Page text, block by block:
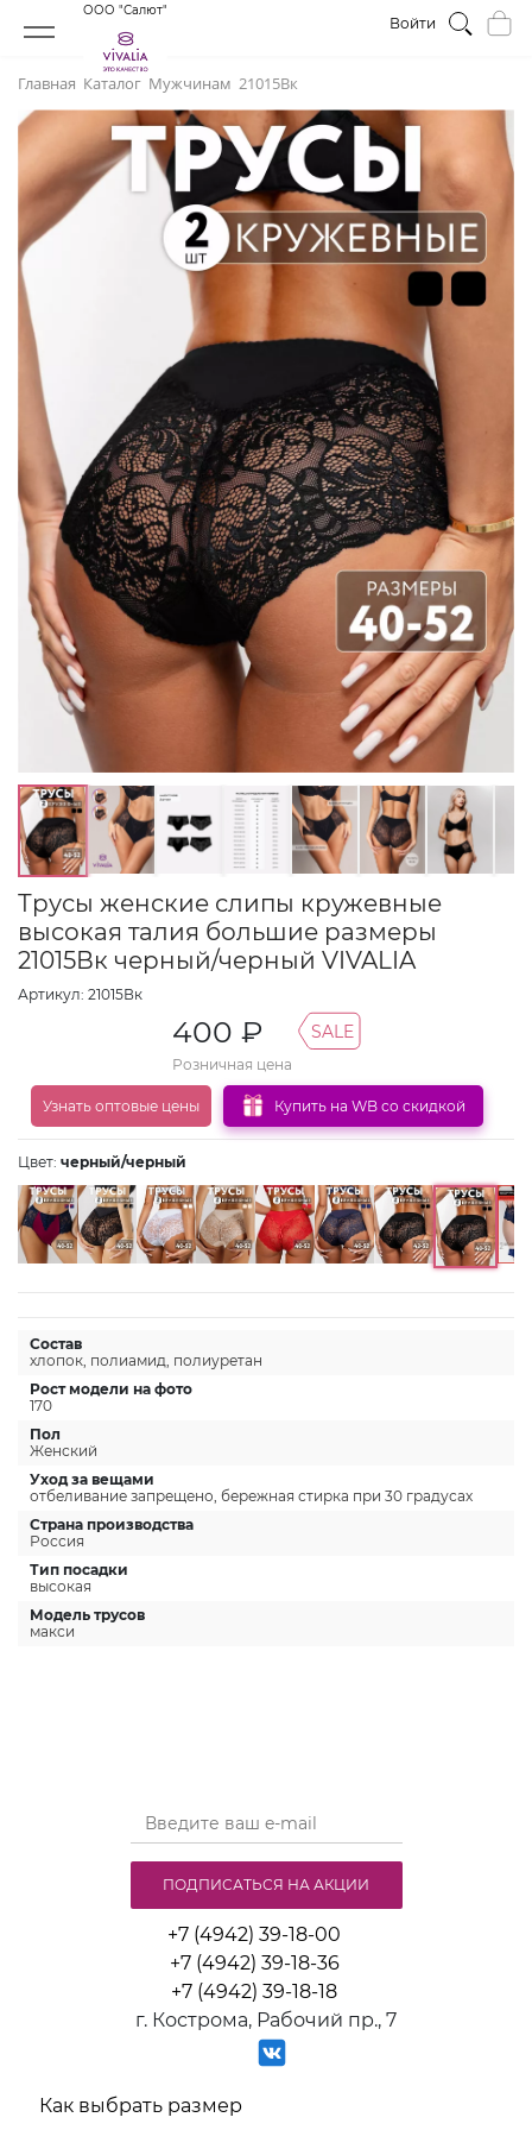
ООО "Салют"
Войти
Главная Каталог Мужчинам 21015Вк
Трусы женские слипы кружевные
высокая талия большие размеры
21015Вк черный/черный VIVALIA
Артикул: 21015Вк
400 ₽
Розничная цена
SALE
Узнать оптовые цены Купить на WB со скидкой
Цвет: черный/черный
Состав
хлопок, полиамид, полиуретан
Рост модели на фото
170
Пол
Женский
Уход за вещами
отбеливание запрещено, бережная стирка при 30 градусах
Страна производства
Россия
Тип посадки
высокая
Модель трусов
макси
+7 (4942) 39-18-00
+7 (4942) 39-18-36
+7 (4942) 39-18-18
г. Кострома, Рабочий пр., 7
Как выбрать размер
ПОДПИСАТЬСЯ НА АКЦИИ